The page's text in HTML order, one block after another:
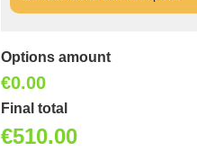
Options amount
€0.00
Final total
€510.00